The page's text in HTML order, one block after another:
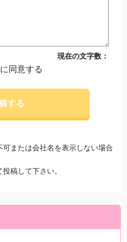
現在の文字数：
同意する
する
または会社名を表示しない場合
投稿して下さい。